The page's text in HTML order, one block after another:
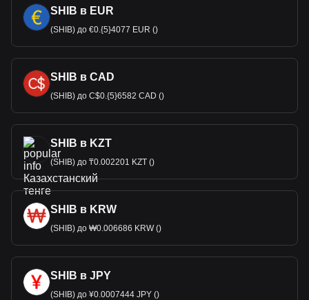
SHIB в EUR
(SHIB) до €0.{5}4077 EUR ()
SHIB в CAD
(SHIB) до C$0.{5}6582 CAD ()
SHIB в KZT
(SHIB) до ₸0.002201 KZT ()
SHIB в KRW
(SHIB) до ₩0.006686 KRW ()
SHIB в JPY
(SHIB) до ¥0.0007444 JPY ()